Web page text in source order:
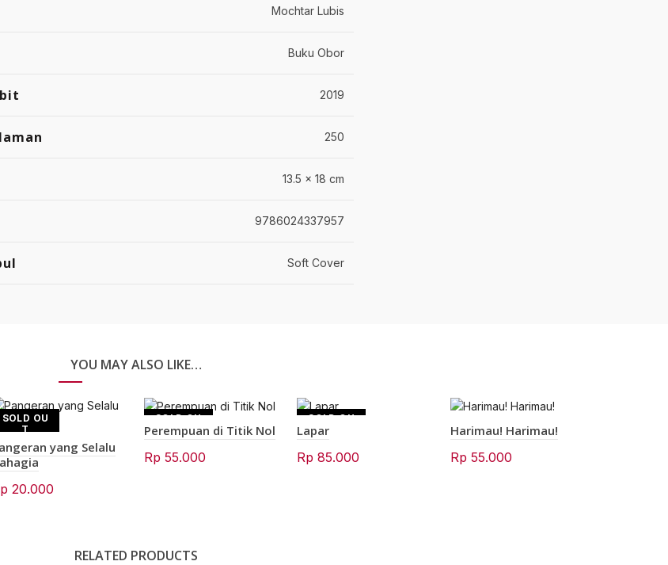
Mochtar Lubis
Buku Obor
2019
250
13.5 x 18 cm
9786024337957
Soft Cover
YOU MAY ALSO LIKE…
SOLD OU
T
yang Selalu
20.000
SOLD OU
T
Perempuan di Titik Nol
Rp 55.000
SOLD OU
T
Lapar
Rp 85.000
Harimau! Harimau!
Rp 55.000
RELATED PRODUCTS